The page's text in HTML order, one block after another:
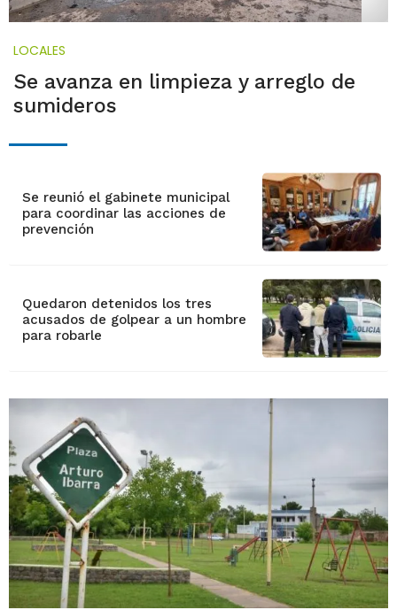
LOCALES
Se avanza en limpieza y arreglo de
sumideros
Se reunió el gabinete municipal
para coordinar las acciones de
prevención
Quedaron detenidos los tres
acusados de golpear a un hombre
para robarle